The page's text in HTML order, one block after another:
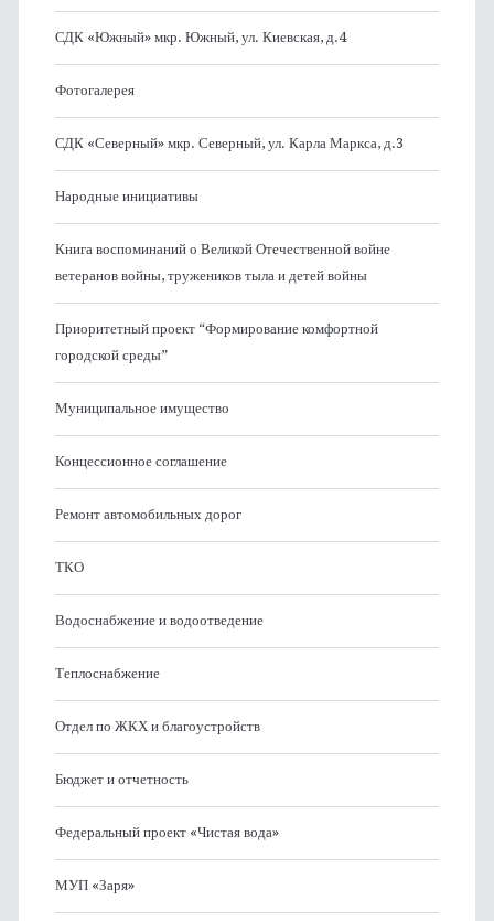
СДК «Южный» мкр. Южный, ул. Киевская, д.4
Фотогалерея
СДК «Северный» мкр. Северный, ул. Карла Маркса, д.3
Народные инициативы
Книга воспоминаний о Великой Отечественной войне
ветеранов войны, тружеников тыла и детей войны
Приоритетный проект “Формирование комфортной
городской среды”
Муниципальное имущество
Концессионное соглашение
Ремонт автомобильных дорог
ТКО
Водоснабжение и водоотведение
Теплоснабжение
Отдел по ЖКХ и благоустройств
Бюджет и отчетность
Федеральный проект «Чистая вода»
МУП «Заря»